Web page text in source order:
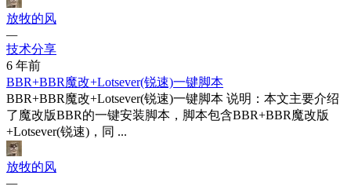
放牧的风
—
技术分享
6 年前
BBR+BBR魔改+Lotsever(锐速)一键脚本
BBR+BBR魔改+Lotsever(锐速)一键脚本 说明：本文主要介绍
了魔改版BBR的一键安装脚本，脚本包含BBR+BBR魔改版
+Lotsever(锐速)，同 ...
放牧的风
—